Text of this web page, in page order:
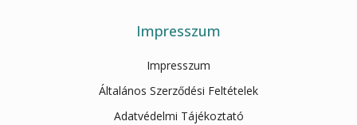
Impresszum
Impresszum
Általános Szerződési Feltételek
Adatvédelmi Tájékoztató